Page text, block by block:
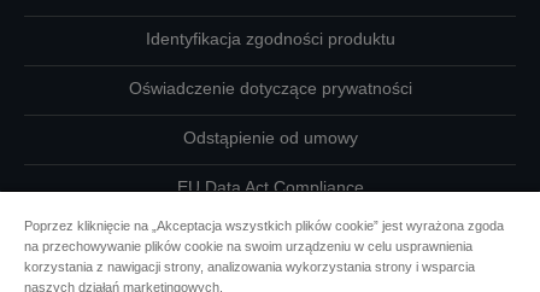
Identyfikacja zgodności produktu
Oświadczenie dotyczące prywatności
Odstąpienie od umowy
EU Data Act Compliance
Skontaktuj się z nami w sprawie swoich danych
Informacje o plikach cookie
Poprzez kliknięcie na „Akceptacja wszystkich plików cookie” jest wyrażona zgoda
na przechowywanie plików cookie na swoim urządzeniu w celu usprawnienia
korzystania z nawigacji strony, analizowania wykorzystania strony i wsparcia
naszych działań marketingowych.